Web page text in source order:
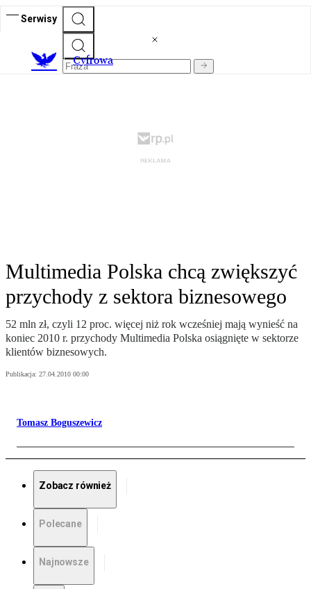
Serwisy
Cyfrowa
Multimedia Polska chcą zwiększyć
przychody z sektora biznesowego
52 mln zł, czyli 12 proc. więcej niż rok wcześniej mają wynieść na
koniec 2010 r. przychody Multimedia Polska osiągnięte w sektorze
klientów biznesowych.
Publikacja: 27.04.2010 00:00
Tomasz Boguszewicz
Zobacz również
Polecane
Najnowsze